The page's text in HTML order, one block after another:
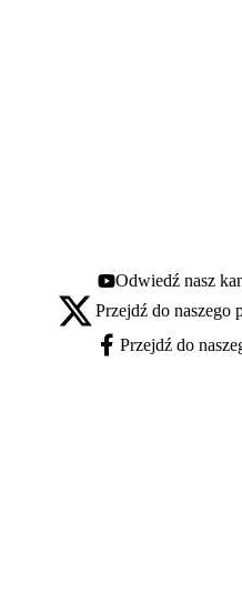
Youtube - otwiera się w
Odwiedź nasz
X - otwiera się w nowej karcie
Przejdź do
Facebook - otwiera się w
Przejdź do